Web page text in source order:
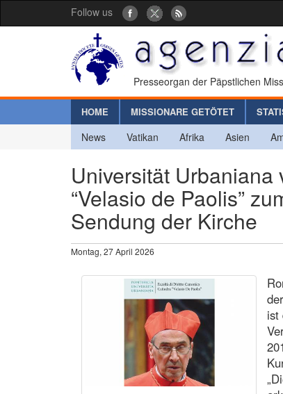
Follow us
Presseorgan der Päpstlichen
HOME MISSIONARE GETÖTET
News Vatikan Afrika Asien
Universität
“Velasio de Paolis”
Sendung der Kirche
Montag, 27 April 2026
ist